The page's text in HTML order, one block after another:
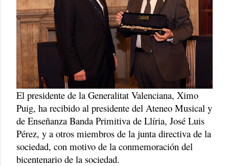
El presidente de la Generalitat Valenciana, Ximo
Puig, ha recibido al presidente del Ateneo Musical y
de Enseñanza Banda Primitiva de Llíria, José Luis
Pérez, y a otros miembros de la junta directiva de la
sociedad, con motivo de la conmemoración del
bicentenario de la sociedad.